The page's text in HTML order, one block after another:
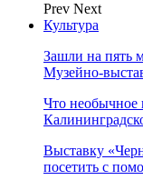
Prev Next
Культура
Зашли на пять
Музейно-
Что необычное
Выставку
посетить с